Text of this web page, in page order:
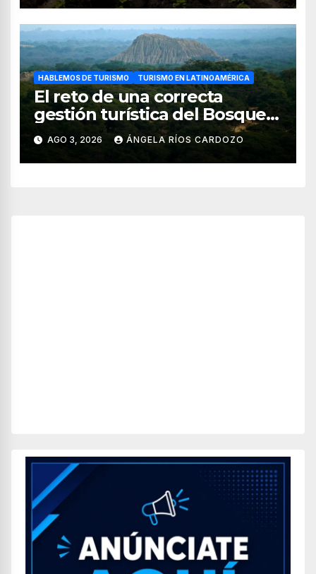
HABLEMOS DE TURISMO TURISMO EN LATINOAMÉRICA
El reto de una correcta
gestión turística del Bosque
de Pomac (en Perú)
AGO 3, 2026 ÁNGELA RÍOS CARDOZO